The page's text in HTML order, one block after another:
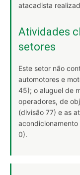
atacadista
Atividades
setores
Este setor não
automotores e
45); o aluguel de
operadores, de
(divisão 77) e as
0).